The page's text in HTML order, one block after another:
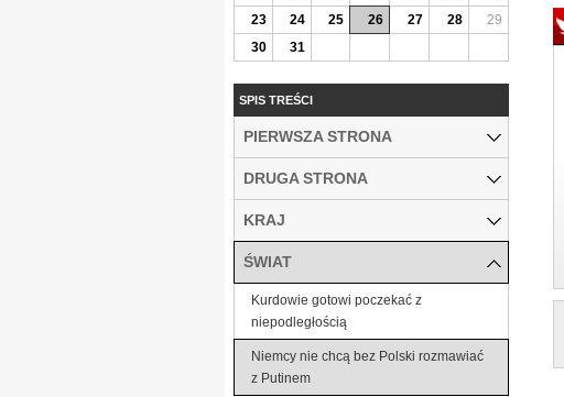
23
24 25 26 27 28
29
30
31
SPIS TREŚCI
PIERWSZA STRONA
DRUGA STRONA
KRAJ
ŚWIAT
Kurdowie gotowi poczekać z
niepodległością
Niemcy nie chcą bez Polski rozmawiać
z Putinem